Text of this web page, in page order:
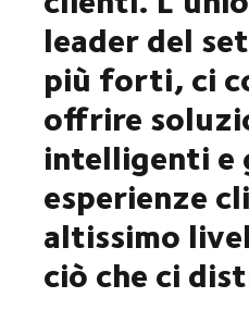
leader del
più forti, ci
offrire
intelligenti e
esperienze
altissimo
ciò che ci